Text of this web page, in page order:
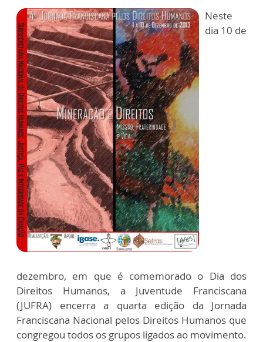
Neste
dia 10 de
dezembro, em que é comemorado o Dia dos
Direitos Humanos, a Juventude Franciscana
(JUFRA) encerra a quarta edição da Jornada
Franciscana Nacional pelos Direitos Humanos que
congregou todos os grupos ligados ao movimento.